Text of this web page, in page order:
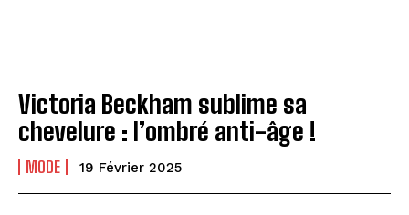
Victoria Beckham sublime sa
chevelure : l’ombré anti-âge !
MODE 19 Février 2025